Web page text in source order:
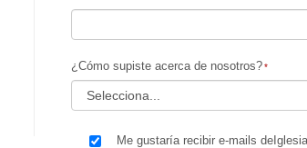
¿Cómo supiste acerca de nosotros?
Me gustaría recibir e-mails